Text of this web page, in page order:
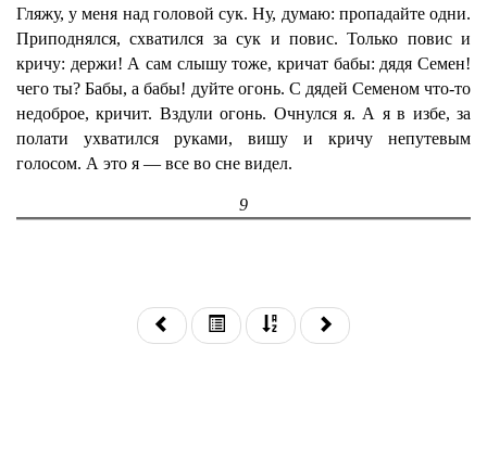
Гляжу, у меня над головой сук. Ну, думаю: пропадайте одни.
Приподнялся, схватился за сук и повис. Только повис и
кричу: держи! А сам слышу тоже, кричат бабы: дядя Семен!
чего ты? Бабы, а бабы! дуйте огонь. С дядей Семеном что-то
недоброе, кричит. Вздули огонь. Очнулся я. А я в избе, за
полати ухватился руками, вишу и кричу непутевым
голосом. А это я — все во сне видел.
9